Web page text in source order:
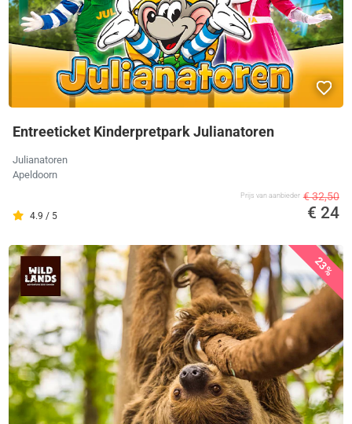
Entreeticket Kinderpretpark Julianatoren
Julianatoren
Apeldoorn
4.9 / 5
Prijs van aanbieder € 32,50
€ 24
23%